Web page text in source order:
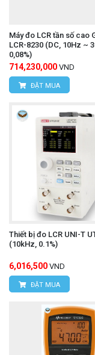
Máy đo LCR tần số cao
LCR-8230 (DC, 10Hz ~
0,08%)
714,230,000 VND
ĐẶT MUA
Thiết bị đo LCR UNI-T
(10kHz, 0.1%)
6,016,500 VND
ĐẶT MUA